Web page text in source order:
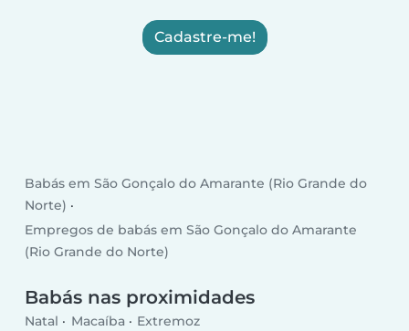
Cadastre-me!
Babás em São Gonçalo do Amarante (Rio Grande do
Norte)
Empregos de babás em São Gonçalo do Amarante
(Rio Grande do Norte)
Babás nas proximidades
Natal Macaíba Extremoz